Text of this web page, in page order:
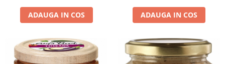
ADAUGA IN COS ADAUGA IN COS